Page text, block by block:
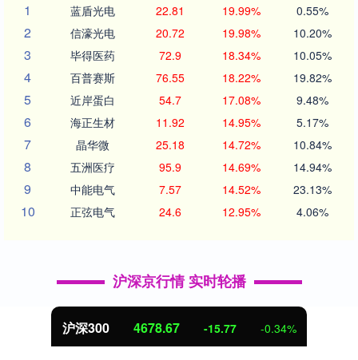
1
蓝盾光电 22.81 19.99% 0.55%
2 信濠光电 20.72 19.98% 10.20%
3 毕得医药 72.9 18.34% 10.05%
4 百普赛斯 76.55 18.22% 19.82%
5 近岸蛋白 54.7 17.08% 9.48%
6 海正生材 11.92 14.95% 5.17%
7 晶华微 25.18 14.72% 10.84%
8 五洲医疗 95.9 14.69% 14.94%
9 中能电气 7.57 14.52% 23.13%
10 正弦电气 24.6 12.95% 4.06%
沪深京行情 实时轮播
-0.34% 北证50 1125.91